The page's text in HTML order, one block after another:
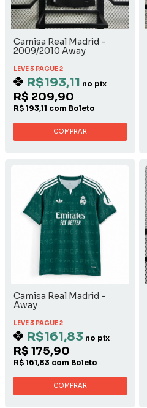
Camisa Real Madrid -
2009/2010 Away
LEVE 3 PAGUE 2
R$193,11 no pix
R$ 209,90
R$ 193,11 com Boleto
COMPRAR
Camisa Real Madrid -
Away
LEVE 3 PAGUE 2
R$161,83 no pix
R$ 175,90
R$ 161,83 com Boleto
COMPRAR